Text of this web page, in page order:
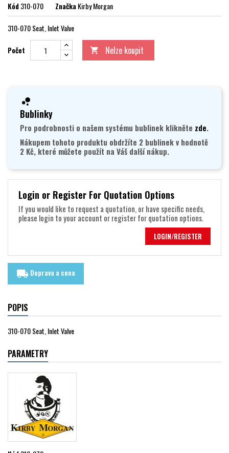
Kód310-070 ZnačkaKirby Morgan
310-070 Seat, Inlet Valve
Počet  Nelze koupit
Bublinky
Pro podrobnosti o našem systému bublinek klikněte zde.
Nákupem tohoto produktu obdržíte 2 bublinek v hodnotě
2 Kč, které můžete použít na Váš další nákup.
Login or Register For Quotation Options
If you would like to request a quotation, or have specific needs,
please login to your account or register for quotation options.
LOGIN/REGISTER
local_shipping Doprava a cena
POPIS
310-070 Seat, Inlet Valve
PARAMETRY